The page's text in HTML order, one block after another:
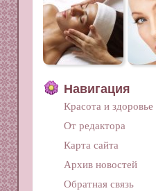
Навигация
Красота и здоровье
От редактора
Карта сайта
Архив новостей
Обратная связь